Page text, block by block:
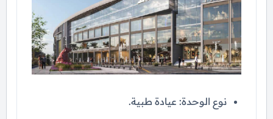
نوع الوحدة: عيادة طبية.